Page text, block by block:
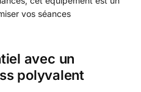
vos séances
avec un
polyvalent